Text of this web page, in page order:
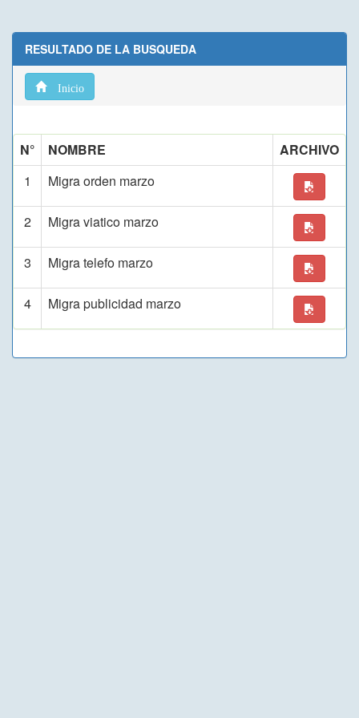
RESULTADO DE LA BUSQUEDA
Inicio
N° NOMBRE
ARCHIVO
1
Migra orden marzo
2 Migra viatico marzo
3 Migra telefo marzo
4 Migra publicidad marzo